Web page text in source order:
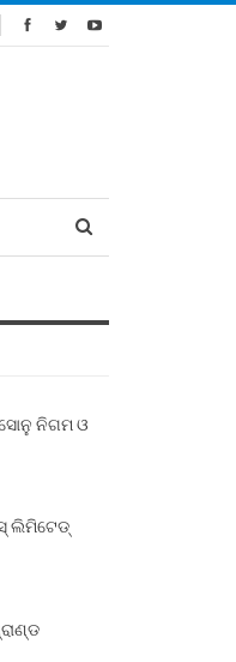
ନିଗମ ଓ
ଲିମିଟେଡ୍